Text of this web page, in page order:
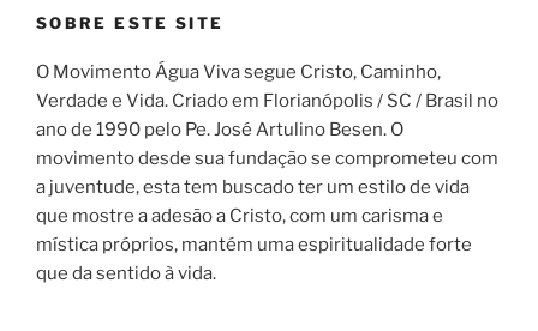
SOBRE ESTE SITE
O Movimento Água Viva segue Cristo, Caminho,
Verdade e Vida. Criado em Florianópolis / SC / Brasil no
ano de 1990 pelo Pe. José Artulino Besen. O
movimento desde sua fundação se comprometeu com
a juventude, esta tem buscado ter um estilo de vida
que mostre a adesão a Cristo, com um carisma e
mística próprios, mantém uma espiritualidade forte
que da sentido à vida.